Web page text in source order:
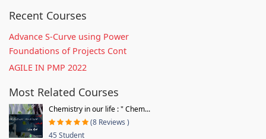
Recent Courses
Advance S-Curve using Power
Foundations of Projects Cont
AGILE IN PMP 2022
Most Related Courses
Chemistry in our life : " Chem...
(8 Reviews )
45 Student